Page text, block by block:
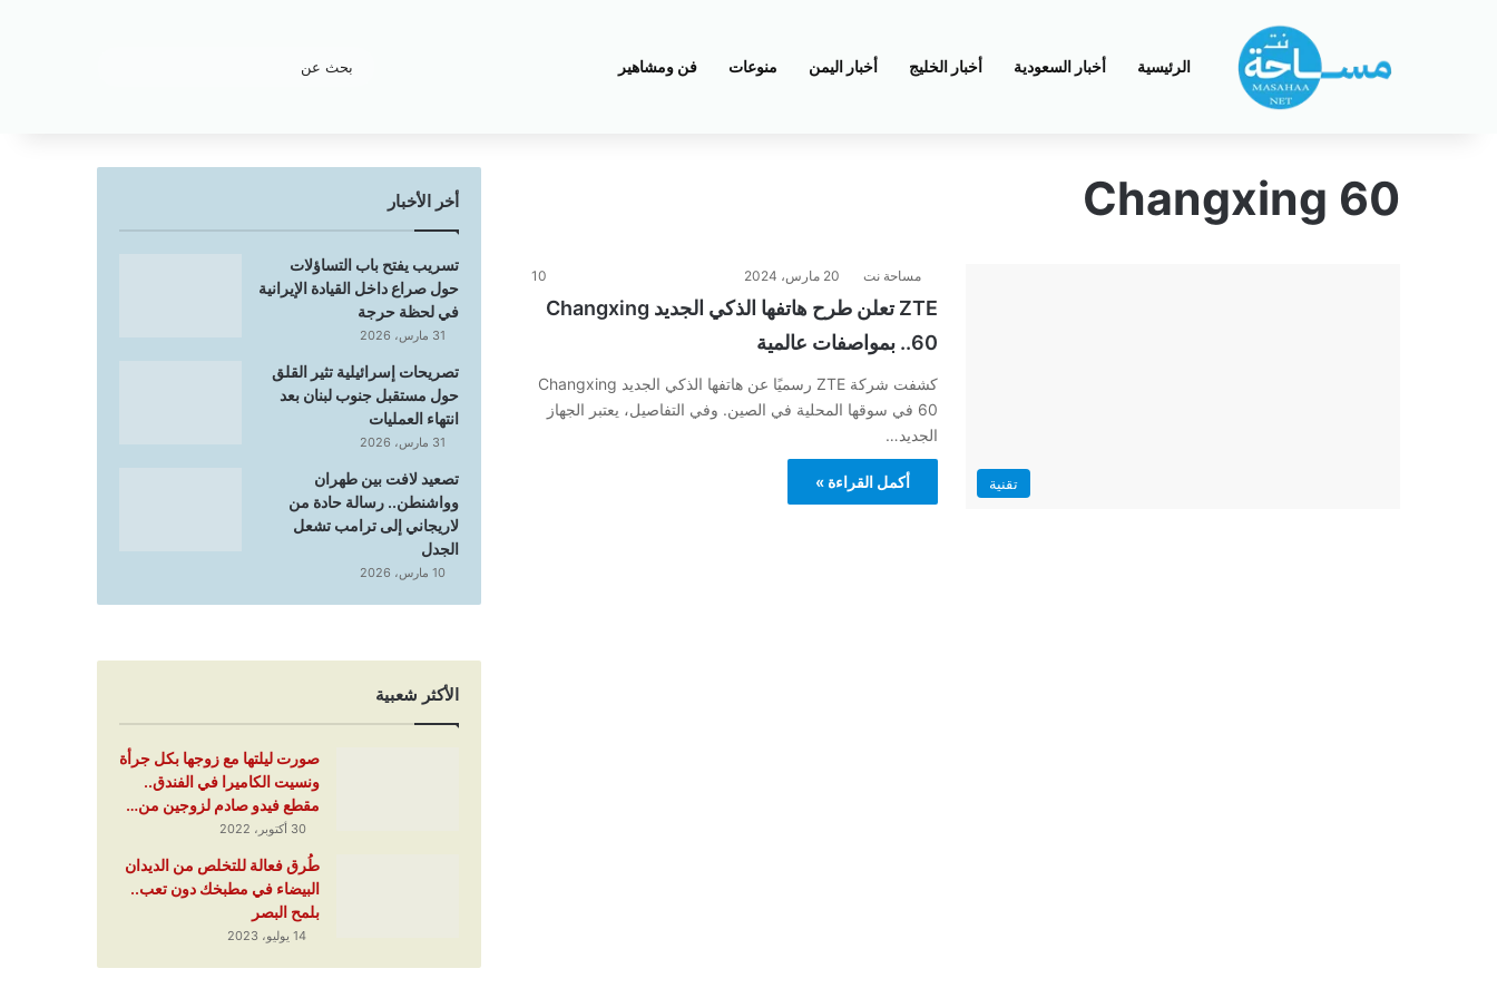
الرئيسية أخبار السعودية أخبار الخليج أخبار اليمن منوعات فن ومشاهير
Changxing 60
تقنية
مساحة نت 20 مارس، 2024 10
ZTE تعلن طرح هاتفها الذكي الجديد Changxing
60.. بمواصفات عالمية
كشفت شركة ZTE رسميًا عن هاتفها الذكي الجديد Changxing
60 في سوقها المحلية في الصين. وفي التفاصيل، يعتبر الجهاز
الجديد…
أكمل القراءة »
أخر الأخبار
تسريب يفتح باب التساؤلات
حول صراع داخل القيادة الإيرانية
في لحظة حرجة
31 مارس، 2026
تصريحات إسرائيلية تثير القلق
حول مستقبل جنوب لبنان بعد
انتهاء العمليات
31 مارس، 2026
تصعيد لافت بين طهران
وواشنطن.. رسالة حادة من
لاريجاني إلى ترامب تشعل
الجدل
10 مارس، 2026
الأكثر شعبية
صورت ليلتها مع زوجها بكل جرأة
ونسيت الكاميرا في الفندق..
مقطع فيدو صادم لزوجين من…
30 أكتوبر، 2022
طُرق فعالة للتخلص من الديدان
البيضاء في مطبخك دون تعب..
بلمح البصر
14 يوليو، 2023